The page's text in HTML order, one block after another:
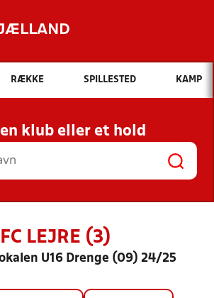
Hvad vil du søge efter?
INDHOLD OG NYHEDER
RESULTATER, KLUBBER OG
HOLD
RÆKKE SPILLESTED KAMP
en klub eller et hold
FC LEJRE (3)
U16 Drenge (09) 24/25